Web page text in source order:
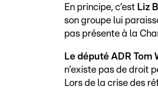
En principe, c’est Liz
son groupe lui
pas présente à la
Le député ADR Tom
n’existe pas de droit
Lors de la crise des